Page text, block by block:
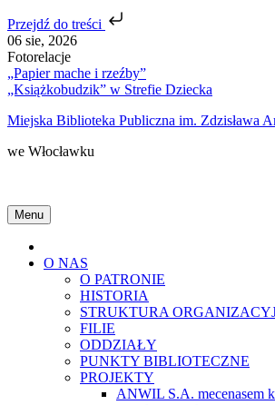
Przejdź do treści
Skip
to
content
06 sie, 2026
Fotorelacje
„Papier mache i rzeźby”
„Książkobudzik” w Strefie Dziecka
Miejska Biblioteka Publiczna im. Zdzisława
we Włocławku
Menu
O NAS
O PATRONIE
HISTORIA
STRUKTURA
FILIE
ODDZIAŁY
PUNKTY BIBLIOTECZNE
PROJEKTY
ANWIL S.A. mecenasem